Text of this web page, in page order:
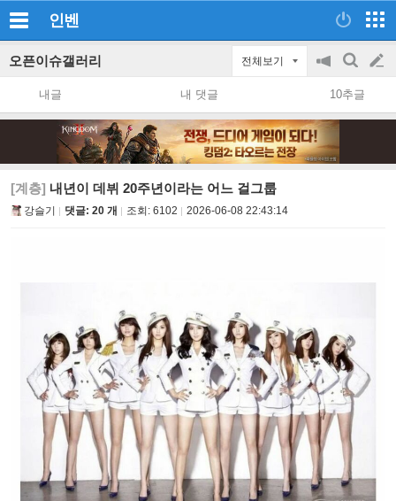
인벤
오픈이슈갤러리 전체보기
공
지
on/off
검
색
글
쓰
내글 내 댓글 10추글
[계층] 내년이 데뷔 20주년이라는 어느 걸그룹
강슬기 댓글: 20 개 조회: 6102 2026-06-08 22:43:14